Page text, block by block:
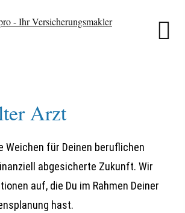
Arzt
Weichen für Deinen beruflichen
abgesicherte Zukunft. Wir
auf, die Du im Rahmen Deiner
hast.